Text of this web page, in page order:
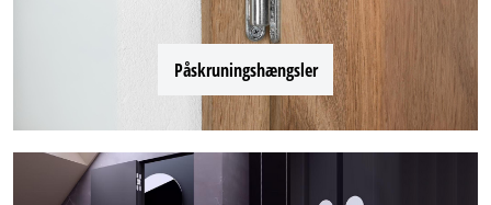
Påskruningshængsler